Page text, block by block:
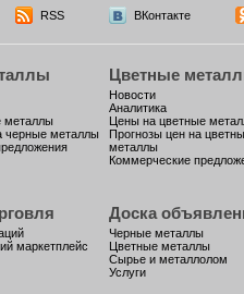
RSS ВКонтакте
металлы
черные металлы
Цветные
Новости
Аналитика
Цены на цветные
Прогнозы цен на
металлы
Коммерческие
маркетплейс
Доска
Черные металлы
Цветные металлы
Сырье и металлолом
Услуги